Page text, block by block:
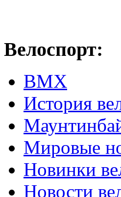
Велоспорт:
ВМХ
История
Мировые
Новинки
Новости